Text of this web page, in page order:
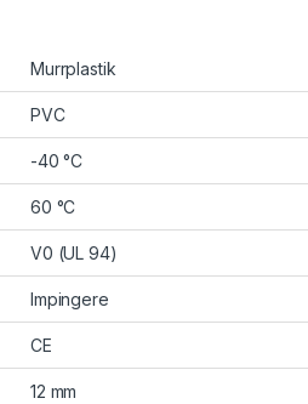
Murrplastik
PVC
-40 °C
60 °C
V0 (UL 94)
Impingere
CE
12 mm